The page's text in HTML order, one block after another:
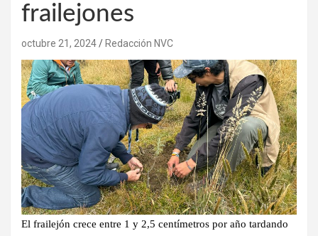
frailejones
octubre 21, 2024 Redacción NVC
El frailejón crece entre 1 y 2,5 centímetros por año tardando